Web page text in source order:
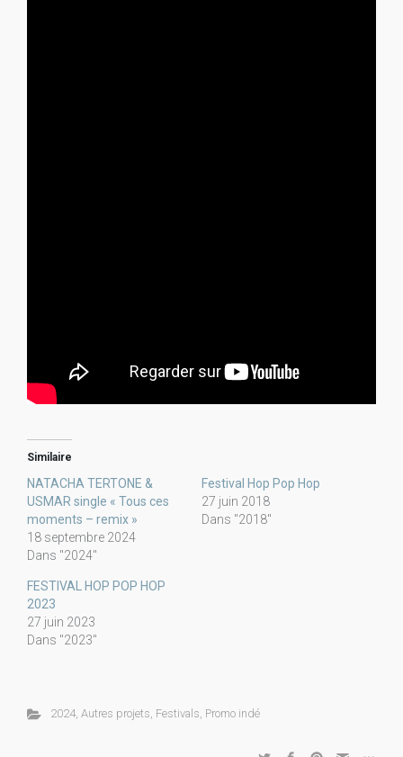
Similaire
NATACHA TERTONE &
USMAR single « Tous ces
moments – remix »
18 septembre 2024
Dans "2024"
Festival Hop Pop Hop
27 juin 2018
Dans "2018"
FESTIVAL HOP POP HOP
2023
27 juin 2023
Dans "2023"
2024, Autres projets, Festivals, Promo indé